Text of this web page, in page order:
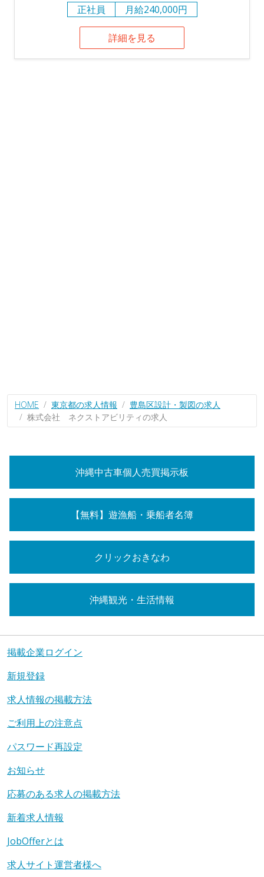
正社員
月給240,000円
詳細を見る
HOME 東京都の求人情報
豊島区設計・製図の求人
株式会社 ネクストアビリティの求人
沖縄中古車個人売買掲示板
【無料】遊漁船・乗船者名簿
クリックおきなわ
沖縄観光・生活情報
掲載企業ログイン
新規登録
求人情報の掲載方法
ご利用上の注意点
パスワード再設定
お知らせ
応募のある求人の掲載方法
新着求人情報
JobOfferとは
求人サイト運営者様へ